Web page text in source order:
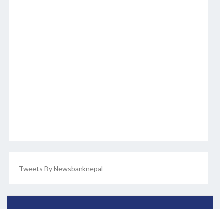
Tweets By Newsbanknepal